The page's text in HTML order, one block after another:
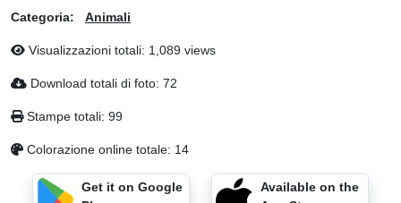
Categoria: Animali
Visualizzazioni totali: 1,089 views
Download totali di foto: 72
Stampe totali: 99
Colorazione online totale: 14
Get it on Google
Available on the